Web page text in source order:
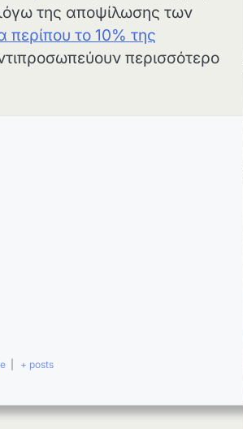
της αποψίλωσης των
περίπου το 10% της
περισσότερο
+ posts